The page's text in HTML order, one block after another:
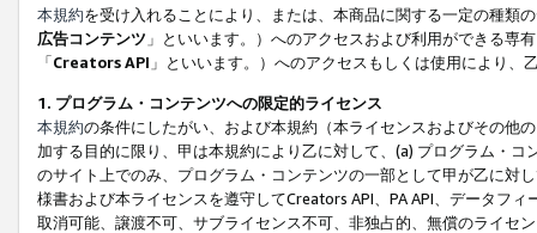
本規約を受け入れることにより、または、本商品に関する一定の種類
広告コンテンツ 」といいます。）へのアクセスおよび利用ができる専
「Creators API 」といいます。）へのアクセスもしくは使用により
1. プログラム・コンテンツへの限定的ライセンス
本規約の条件にしたがい、および本規約（本ライセンスおよびその他
加する目的に限り、甲は本規約により乙に対して、(a) プログラム・
のサイト上でのみ、プログラム・コンテンツの一部として甲が乙に対
様書および本ライセンスを遵守してCreators API、PA API、データフ
取消可能、譲渡不可、サブライセンス不可、非独占的、無償のライセ